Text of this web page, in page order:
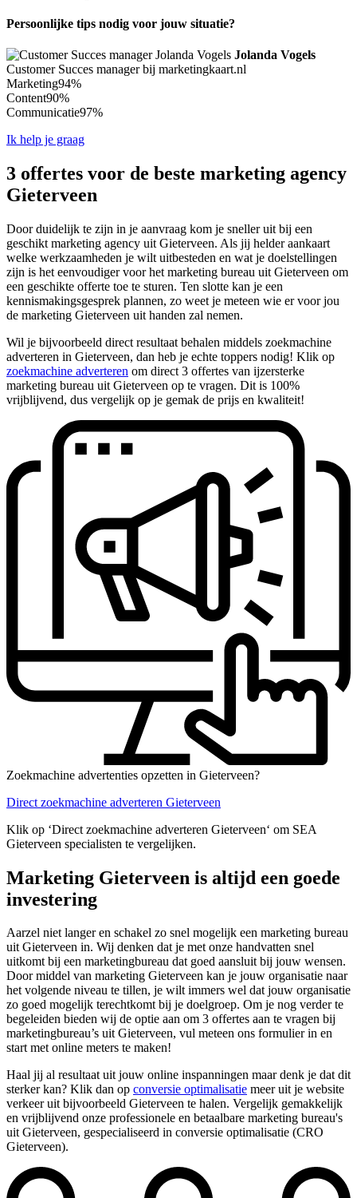
Persoonlijke tips nodig voor jouw situatie?
Jolanda Vogels
Customer Succes manager bij marketingkaart.nl
Marketing94%
Content90%
Communicatie97%
Ik help je graag
3 offertes voor de beste marketing agency
Gieterveen
Door duidelijk te zijn in je aanvraag kom je sneller uit bij een
geschikt marketing agency uit Gieterveen. Als jij helder aankaart
welke werkzaamheden je wilt uitbesteden en wat je doelstellingen
zijn is het eenvoudiger voor het marketing bureau uit Gieterveen om
een geschikte offerte toe te sturen. Ten slotte kan je een
kennismakingsgesprek plannen, zo weet je meteen wie er voor jou
de marketing Gieterveen uit handen zal nemen.
Wil je bijvoorbeeld direct resultaat behalen middels zoekmachine
adverteren in Gieterveen, dan heb je echte toppers nodig! Klik op
zoekmachine adverteren om direct 3 offertes van ijzersterke
marketing bureau uit Gieterveen op te vragen. Dit is 100%
vrijblijvend, dus vergelijk op je gemak de prijs en kwaliteit!
Zoekmachine advertenties opzetten in Gieterveen?
Direct zoekmachine adverteren Gieterveen
Klik op ‘Direct zoekmachine adverteren Gieterveen‘ om SEA
Gieterveen specialisten te vergelijken.
Marketing Gieterveen is altijd een goede
investering
Aarzel niet langer en schakel zo snel mogelijk een marketing bureau
uit Gieterveen in. Wij denken dat je met onze handvatten snel
uitkomt bij een marketingbureau dat goed aansluit bij jouw wensen.
Door middel van marketing Gieterveen kan je jouw organisatie naar
het volgende niveau te tillen, je wilt immers wel dat jouw organisatie
zo goed mogelijk terechtkomt bij je doelgroep. Om je nog verder te
begeleiden bieden wij de optie aan om 3 offertes aan te vragen bij
marketingbureau’s uit Gieterveen, vul meteen ons formulier in en
start met online meters te maken!
Haal jij al resultaat uit jouw online inspanningen maar denk je dat dit
sterker kan? Klik dan op conversie optimalisatie meer uit je website
verkeer uit bijvoorbeeld Gieterveen te halen. Vergelijk gemakkelijk
en vrijblijvend onze professionele en betaalbare marketing bureau's
uit Gieterveen, gespecialiseerd in conversie optimalisatie (CRO
Gieterveen).